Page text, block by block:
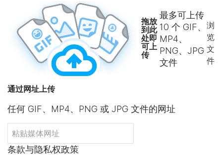
拖放
到此
处即
可上
传
最多可上传
10 个 GIF、
MP4、
PNG、JPG
文件
浏
览
文
件
通过网址上传
任何 GIF、MP4、PNG 或 JPG 文件的网址
条款与隐私权政策